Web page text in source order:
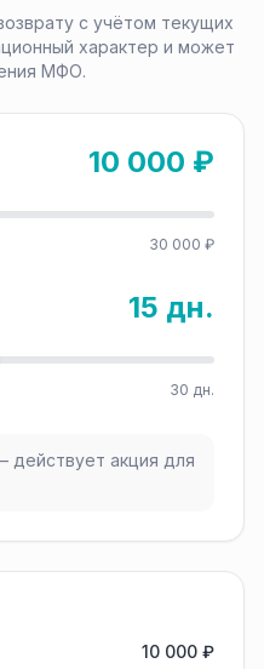
с учётом текущих
характер и может
МФО.
10 000 ₽
30 000 ₽
15 дн.
30 дн.
действует акция для
10 000 ₽